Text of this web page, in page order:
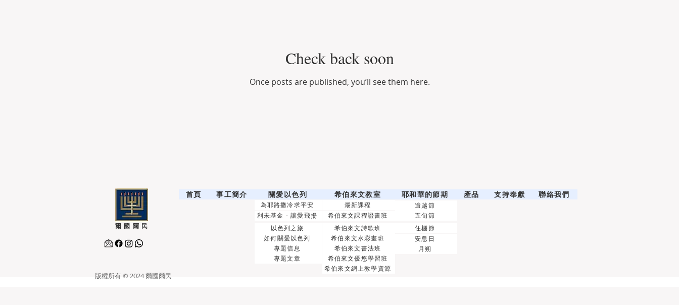
Check back soon
Once posts are published, you’ll see them here.
爾國爾民
首頁 事工簡介 關愛以色列 希伯來文教室 耶和華的節期 產品 支持奉獻 聯絡我們
為耶路撒冷求平安 最新課程
逾越節
利未基金 - 讓愛飛揚
希伯來文課程證書班
五旬節
以色列之旅
希伯來文詩歌班 住棚節
版權所有 © 2024爾國爾民
如何關愛以色列
專題信息
專題文章
希伯來文水彩畫班
希伯來文書法班
希伯來文優悠學習班
安息日
月朔
希伯來文網上教學資源